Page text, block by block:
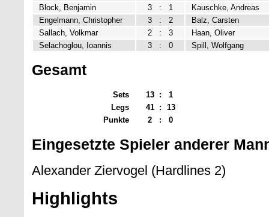
Block, Benjamin
3 : 1
Kauschke, Andreas
Engelmann, Christopher
3 : 2
Balz, Carsten
Sallach, Volkmar
2 : 3
Haan, Oliver
Selachoglou, Ioannis
3 : 0 Spill, Wolfgang
Gesamt
Sets 13 :
1
Legs
41 :
13
Punkte
2 : 0
Eingesetzte Spieler anderer
Alexander Ziervogel (Hardlines 2)
Highlights